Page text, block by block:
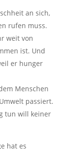
an sich,
rufen muss.
weit von
ist. Und
er hunger
Menschen
passiert.
tun will keiner
hat es